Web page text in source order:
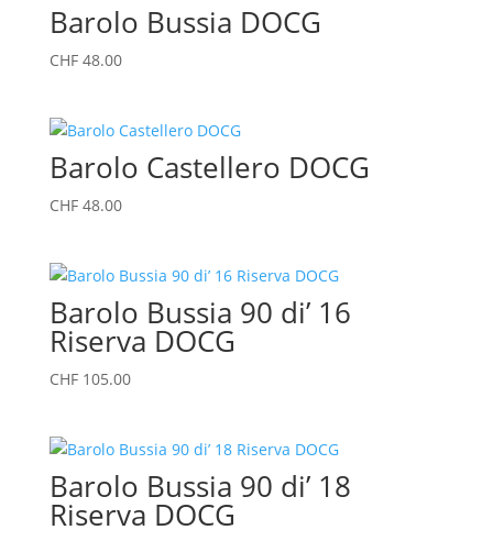
Barolo Bussia DOCG
CHF48.00
Barolo Castellero DOCG
CHF48.00
Barolo Bussia 90 di’ 16
Riserva DOCG
CHF105.00
Barolo Bussia 90 di’ 18
Riserva DOCG